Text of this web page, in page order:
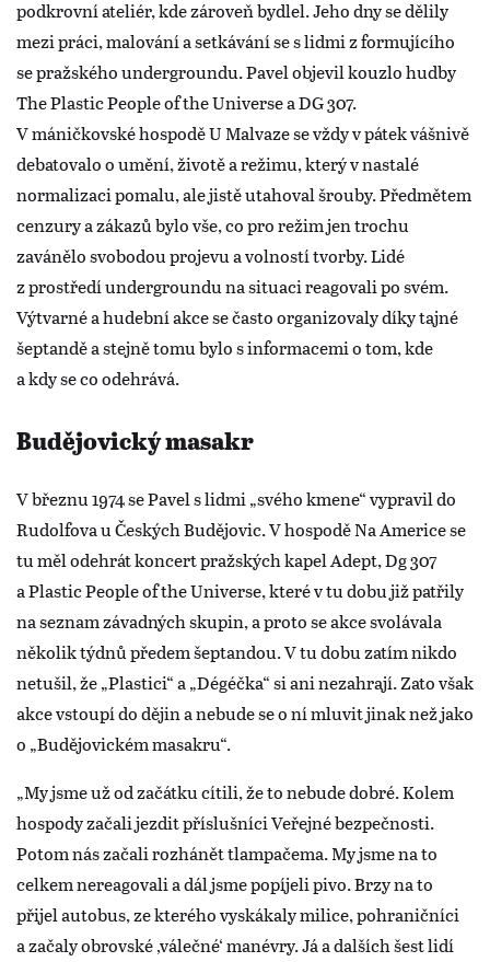
podkrovní ateliér, kde zároveň bydlel. Jeho dny se dělily
mezi práci, malování a setkávání se s lidmi z formujícího
se pražského undergroundu. Pavel objevil kouzlo hudby
The Plastic People of the Universe a DG 307.
V máničkovské hospodě U Malvaze se vždy v pátek vášnivě
debatovalo o umění, životě a režimu, který v nastalé
normalizaci pomalu, ale jistě utahoval šrouby. Předmětem
cenzury a zákazů bylo vše, co pro režim jen trochu
zavánělo svobodou projevu a volností tvorby. Lidé
z prostředí undergroundu na situaci reagovali po svém.
Výtvarné a hudební akce se často organizovaly díky tajné
šeptandě a stejně tomu bylo s informacemi o tom, kde
a kdy se co odehrává.
Budějovický masakr
V březnu 1974 se Pavel s lidmi „svého kmene“ vypravil do
Rudolfova u Českých Budějovic. V hospodě Na Americe se
tu měl odehrát koncert pražských kapel Adept, Dg 307
a Plastic People of the Universe, které v tu dobu již patřily
na seznam závadných skupin, a proto se akce svolávala
několik týdnů předem šeptandou. V tu dobu zatím nikdo
netušil, že „Plastici“ a „Dégéčka“ si ani nezahrají. Zato však
akce vstoupí do dějin a nebude se o ní mluvit jinak než jako
o „Budějovickém masakru“.
„My jsme už od začátku cítili, že to nebude dobré. Kolem
hospody začali jezdit příslušníci Veřejné bezpečnosti.
Potom nás začali rozhánět tlampačema. My jsme na to
celkem nereagovali a dál jsme popíjeli pivo. Brzy na to
přijel autobus, ze kterého vyskákaly milice, pohraničníci
a začaly obrovské ‚válečné‘ manévry. Já a dalších šest lidí